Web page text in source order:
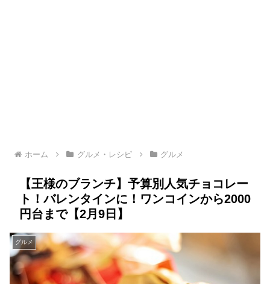
ホーム グルメ・レシピ グルメ
【王様のブランチ】予算別人気チョコレー
ト！バレンタインに！ワンコインから2000
円台まで【2月9日】
グルメ